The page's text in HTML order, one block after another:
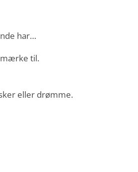
har…
mærke til.
eller drømme.